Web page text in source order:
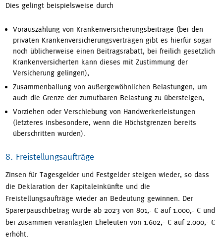
Dies gelingt beispielsweise durch
Vorauszahlung von Krankenversicherungsbeiträge (bei den
privaten Krankenversicherungsverträgen gibt es hierfür sogar
noch üblicherweise einen Beitragsrabatt, bei freilich gesetzlich
Krankenversicherten kann dieses mit Zustimmung der
Versicherung gelingen),
Zusammenballung von außergewöhnlichen Belastungen, um
auch die Grenze der zumutbaren Belastung zu übersteigen,
Vorziehen oder Verschiebung von Handwerkerleistungen
(letzteres insbesondere, wenn die Höchstgrenzen bereits
überschritten wurden).
8. Freistellungsaufträge
Zinsen für Tagesgelder und Festgelder steigen wieder, so dass
die Deklaration der Kapitaleinkünfte und die
Freistellungsaufträge wieder an Bedeutung gewinnen. Der
Sparerpauschbetrag wurde ab 2023 von 801,- € auf 1.000,- € und
bei zusammen veranlagten Eheleuten von 1.602,- € auf 2.000,- €
erhöht.